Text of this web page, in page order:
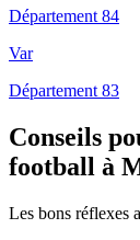
Département 84
Var
Département 83
Conseils
football à
Les bons réflexes